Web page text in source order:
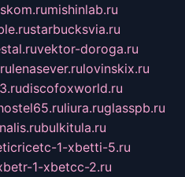
mishinlab.ru
starbucksvia.ru
vektor-doroga.ru
lenasever.rulovinskix.ru
discofoxworld.ru
liura.ruglasspb.ru
bulkitula.ru
1-xbetti-5.ru
1-xbetcc-2.ru